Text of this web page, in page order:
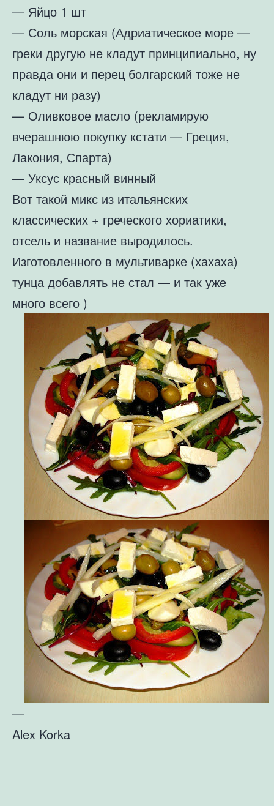
— Яйцо 1 шт
— Соль морская (Адриатическое море —
греки другую не кладут принципиально, ну
правда они и перец болгарский тоже не
кладут ни разу)
— Оливковое масло (рекламирую
вчерашнюю покупку кстати — Греция,
Лакония, Спарта)
— Уксус красный винный
Вот такой микс из итальянских
классических + греческого хориатики,
отсель и название выродилось.
Изготовленного в мультиварке (хахаха)
тунца добавлять не стал — и так уже
много всего )
—
Alex Korka